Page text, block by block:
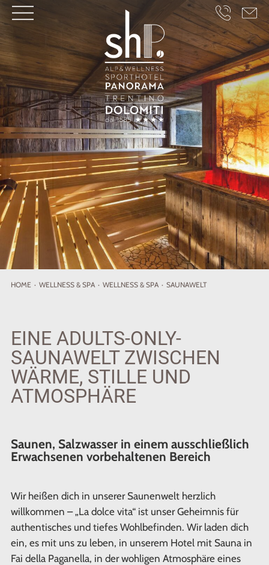
HOME · WELLNESS & SPA · WELLNESS & SPA · SAUNAWELT
EINE ADULTS-ONLY-
SAUNAWELT ZWISCHEN
WÄRME, STILLE UND
ATMOSPHÄRE
Saunen, Salzwasser in einem ausschließlich
Erwachsenen vorbehaltenen Bereich
Wir heißen dich in unserer Saunenwelt herzlich
willkommen – „La dolce vita“ ist unser Geheimnis für
authentisches und tiefes Wohlbefinden. Wir laden dich
ein, es mit uns zu leben, in unserem Hotel mit Sauna in
Fai della Paganella, in der wohligen Atmosphäre eines